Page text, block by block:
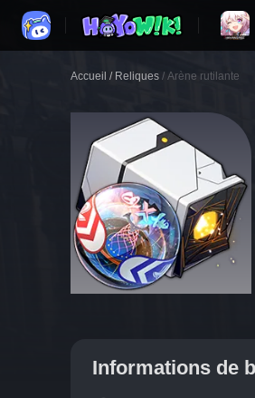
Accueil / Reliques / Arène rutilante
Informations de